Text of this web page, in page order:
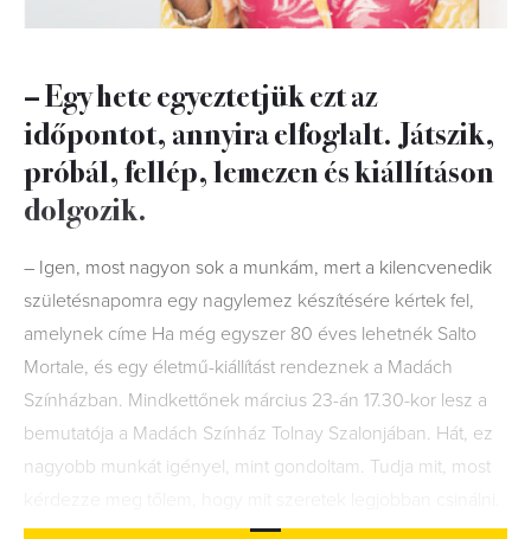
– Egy hete egyeztetjük ezt az
időpontot, annyira elfoglalt. Játszik,
próbál, fellép, lemezen és kiállításon
dolgozik.
– Igen, most nagyon sok a munkám, mert a kilencvenedik
születésnapomra egy nagylemez készítésére kértek fel,
amelynek címe Ha még egyszer 80 éves lehetnék Salto
Mortale, és egy életmű-kiállítást rendeznek a Madách
Színházban. Mindkettőnek március 23-án 17.30-kor lesz a
bemutatója a Madách Színház Tolnay Szalonjában. Hát, ez
nagyobb munkát igényel, mint gondoltam. Tudja mit, most